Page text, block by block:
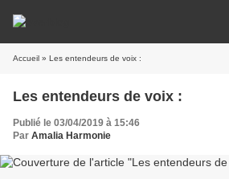
Accueil » Les entendeurs de voix :
Les entendeurs de voix :
Publié le 03/04/2019 à 15:46
Par Amalia Harmonie